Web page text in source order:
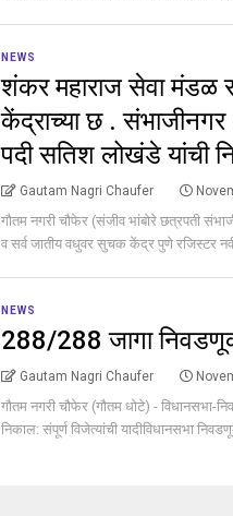
NEWS
शंकर महाराज सेवा
केंद्राच्या छ . संभाजीनगर
पदी सतिश लोखंडे यांची
Gautam Nagri Chaufer
गौतम नगरी चौफेर (संजीव भांबोरे छत्रपती
व सर्व जातीय वधुवर सुचक केंद्र पुणे रजिस्टर
NEWS
288/288 जागा
Gautam Nagri Chaufer
गौतम नगरी चौफेर (गौतम धोटे) - विधानसभा-
निकाल: संपूर्ण विजेत्यांची यादीविधानसभा